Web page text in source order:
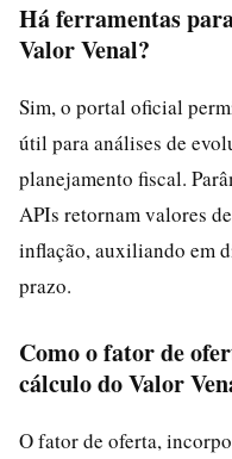
Há ferramentas
Valor Venal?
Sim, o portal oficial
útil para análises de
planejamento fiscal.
APIs retornam valores
inflação, auxiliando em
prazo.
Como o fator de
cálculo do Valor
O fator de oferta,